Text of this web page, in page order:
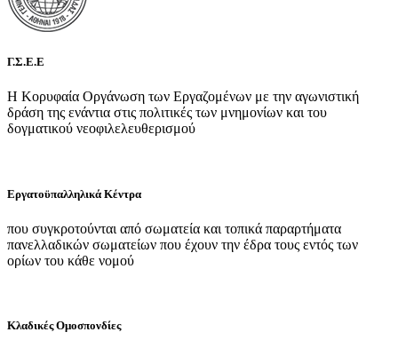
Γ.Σ.Ε.Ε
Η Κορυφαία Οργάνωση των Εργαζομένων με την αγωνιστική
δράση της ενάντια στις πολιτικές των μνημονίων και του
δογματικού νεοφιλελευθερισμού
Εργατοϋπαλληλικά Κέντρα
που συγκροτούνται από σωματεία και τοπικά παραρτήματα
πανελλαδικών σωματείων που έχουν την έδρα τους εντός των
ορίων του κάθε νομού
Κλαδικές Ομοσπονδίες